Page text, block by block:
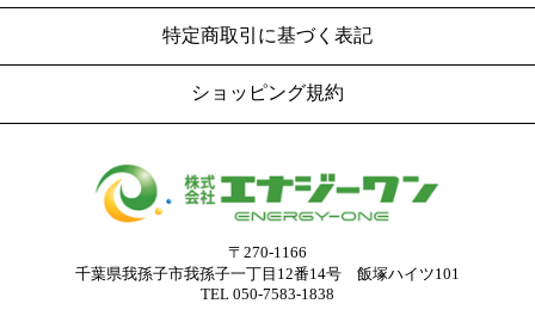
特定商取引に基づく表記
ショッピング規約
〒270-1166
千葉県我孫⼦市我孫⼦一丁目12番14号 飯塚ハイツ101
TEL 050-7583-1838